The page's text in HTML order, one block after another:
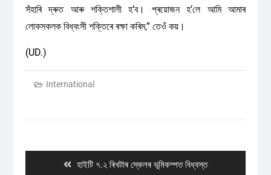
সঁহাৰি দ্ৰুত আৰু শক্তিশালী হ’ব। প্ৰয়োজন হ’লে আমি আমাৰ
লোকসকলক বিধ্বংসী শক্তিৰে ৰক্ষা কৰিম,” তেওঁ কয়।
(UD.)
International
Previous
হাইটি ৭.২ ৰিখটাৰ স্কেলৰ ভূমিকম্পত বিধ্বস্ত